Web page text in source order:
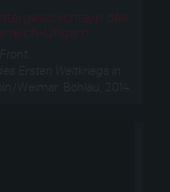
n des
Ungarn
Ersten Weltkriegs in
Weimar: Böhlau, 2014.